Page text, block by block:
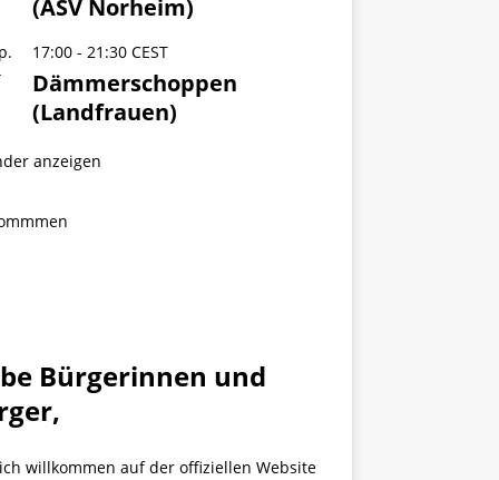
(ASV Norheim)
17:00- 21:30 CEST
Dämmerschoppen
(Landfrauen)
anzeigen
Bürgerinnen und
willkommen auf der offiziellen Website